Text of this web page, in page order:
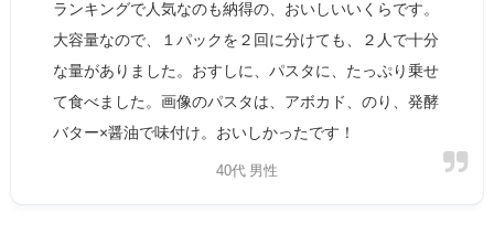
ランキングで人気なのも納得の、おいしいいくらです。
大容量なので、１パックを２回に分けても、２人で十分
な量がありました。おすしに、パスタに、たっぷり乗せ
て食べました。画像のパスタは、アボカド、のり、発酵
バター×醤油で味付け。おいしかったです！
40代 男性